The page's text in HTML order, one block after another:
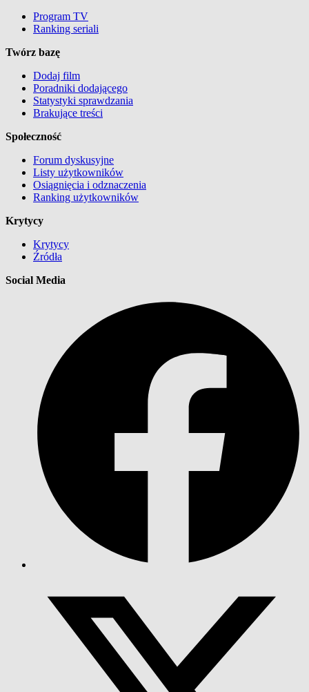
Program TV
Ranking seriali
Twórz bazę
Dodaj film
Poradniki dodającego
Statystyki sprawdzania
Brakujące treści
Społeczność
Forum dyskusyjne
Listy użytkowników
Osiągnięcia i odznaczenia
Ranking użytkowników
Krytycy
Krytycy
Źródła
Social Media